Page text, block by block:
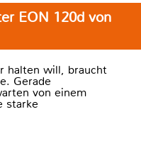
EON 120d von
halten will, braucht
Gerade
von einem
starke